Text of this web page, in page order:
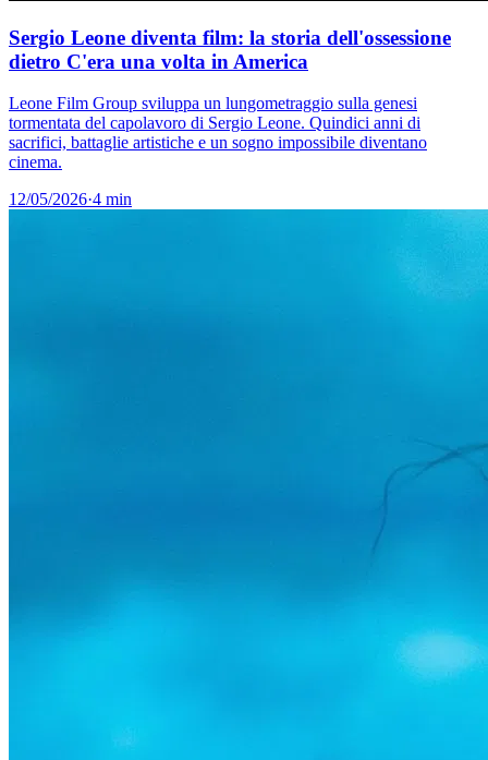
Sergio Leone diventa film: la storia dell'ossessione
dietro C'era una volta in America
Leone Film Group sviluppa un lungometraggio sulla genesi
tormentata del capolavoro di Sergio Leone. Quindici anni di
sacrifici, battaglie artistiche e un sogno impossibile diventano
cinema.
12/05/2026·4 min